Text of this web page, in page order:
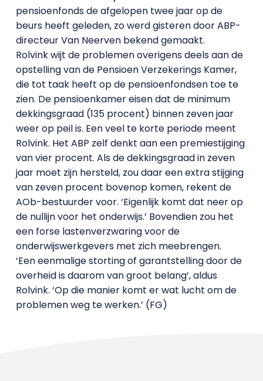
pensioenfonds de afgelopen twee jaar op de
beurs heeft geleden, zo werd gisteren door ABP-
directeur Van Neerven bekend gemaakt.
Rolvink wijt de problemen overigens deels aan de
opstelling van de Pensioen Verzekerings Kamer,
die tot taak heeft op de pensioenfondsen toe te
zien. De pensioenkamer eisen dat de minimum
dekkingsgraad (135 procent) binnen zeven jaar
weer op peil is. Een veel te korte periode meent
Rolvink. Het ABP zelf denkt aan een premiestijging
van vier procent. Als de dekkingsgraad in zeven
jaar moet zijn hersteld, zou daar een extra stijging
van zeven procent bovenop komen, rekent de
AOb-bestuurder voor. ‘Eigenlijk komt dat neer op
de nullijn voor het onderwijs.’ Bovendien zou het
een forse lastenverzwaring voor de
onderwijswerkgevers met zich meebrengen.
‘Een eenmalige storting of garantstelling door de
overheid is daarom van groot belang’, aldus
Rolvink. ‘Op die manier komt er wat lucht om de
problemen weg te werken.’ (FG)